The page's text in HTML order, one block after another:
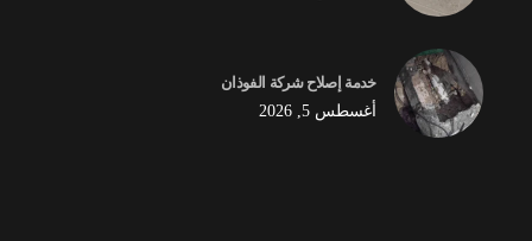
خدمة إصلاح شركة الفوذان
أغسطس 5, 2026